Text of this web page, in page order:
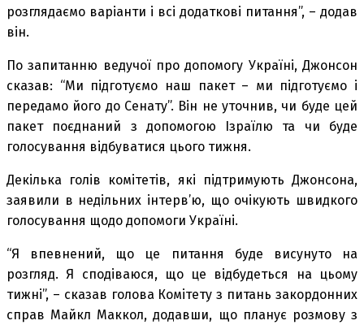
розглядаємо варіанти і всі додаткові питання”, – додав
він.
По запитанню ведучої про допомогу Україні, Джонсон
сказав: “Ми підготуємо наш пакет – ми підготуємо і
передамо його до Сенату”. Він не уточнив, чи буде цей
пакет поєднаний з допомогою Ізраїлю та чи буде
голосування відбуватися цього тижня.
Декілька голів комітетів, які підтримують Джонсона,
заявили в недільних інтерв’ю, що очікують швидкого
голосування щодо допомоги Україні.
“Я впевнений, що це питання буде висунуто на
розгляд. Я сподіваюся, що це відбудеться на цьому
тижні”, – сказав голова Комітету з питань закордонних
справ Майкл Маккол, додавши, що планує розмову з